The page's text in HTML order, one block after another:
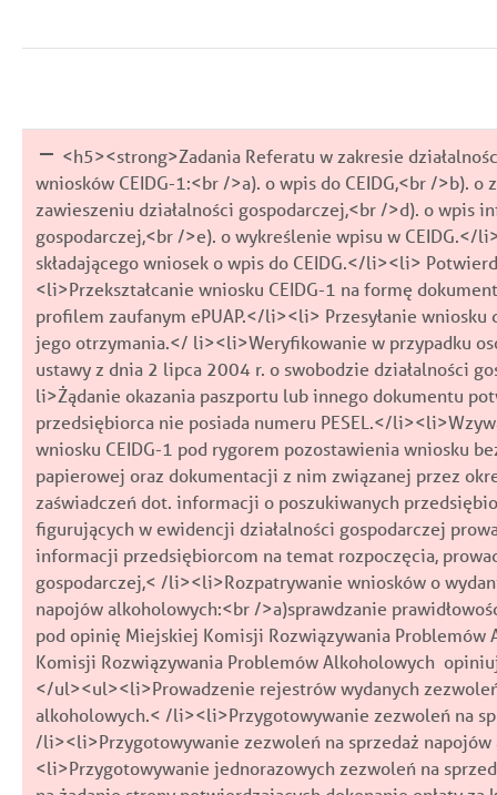
<h5><strong>Zadania Referatu w zakresie
wniosków CEIDG-1:<br />a). o wpis do CEIDG,<br />b).
zawieszeniu działalności gospodarczej,<br />d). o wpis
gospodarczej,<br />e). o wykreślenie wpisu w
składającego wniosek o wpis do CEIDG.</li><li>
<li>Przekształcanie wniosku CEIDG-1 na formę
profilem zaufanym ePUAP.</li><li> Przesyłanie
jego otrzymania.</ li><li>Weryfikowanie w przypadku
ustawy z dnia 2 lipca 2004 r. o swobodzie działalności
li>Żądanie okazania paszportu lub innego dokumentu
przedsiębiorca nie posiada numeru PESEL.</
wniosku CEIDG-1 pod rygorem pozostawienia wniosku
papierowej oraz dokumentacji z nim związanej przez
zaświadczeń dot. informacji o poszukiwanych
figurujących w ewidencji działalności gospodarczej
informacji przedsiębiorcom na temat rozpoczęcia,
gospodarczej,< /li><li>Rozpatrywanie wniosków o
napojów alkoholowych:<br />a)sprawdzanie
pod opinię Miejskiej Komisji Rozwiązywania
Komisji Rozwiązywania Problemów Alkoholowych
</ul><ul><li>Prowadzenie rejestrów wydanych
alkoholowych.< /li><li>Przygotowywanie zezwoleń na
/li><li>Przygotowywanie zezwoleń na sprzedaż
<li>Przygotowywanie jednorazowych zezwoleń na